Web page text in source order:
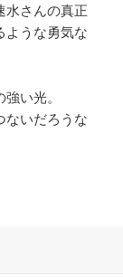
さんの真正
ような勇気な
い光。
いだろうな